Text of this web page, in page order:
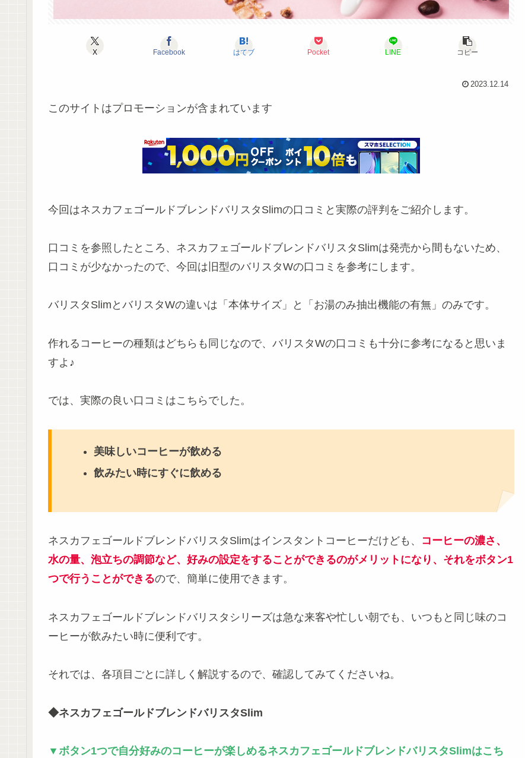
X Facebook はてブ Pocket LINE コピー
2023.12.14
このサイトはプロモーションが含まれています
今回はネスカフェゴールドブレンドバリスタSlimの口コミと実際の評判をご紹介します。
口コミを参照したところ、ネスカフェゴールドブレンドバリスタSlimは発売から間もないため、
口コミが少なかったので、今回は旧型のバリスタWの口コミを参考にします。
バリスタSlimとバリスタWの違いは「本体サイズ」と「お湯のみ抽出機能の有無」のみです。
作れるコーヒーの種類はどちらも同じなので、バリスタWの口コミも十分に参考になると思いま
すよ♪
では、実際の良い口コミはこちらでした。
美味しいコーヒーが飲める
飲みたい時にすぐに飲める
ネスカフェゴールドブレンドバリスタSlimはインスタントコーヒーだけども、 コーヒーの濃さ、
水の量、泡立ちの調節など、好みの設定をすることができるのがメリットになり、それをボタン1
つで行うことができるので、簡単に使用できます。
ネスカフェゴールドブレンドバリスタシリーズは急な来客や忙しい朝でも、いつもと同じ味のコ
ーヒーが飲みたい時に便利です。
それでは、各項目ごとに詳しく解説するので、確認してみてくださいね。
◆ネスカフェゴールドブレンドバリスタSlim
▼ボタン1つで自分好みのコーヒーが楽しめるネスカフェゴールドブレンドバリスタSlimはこち